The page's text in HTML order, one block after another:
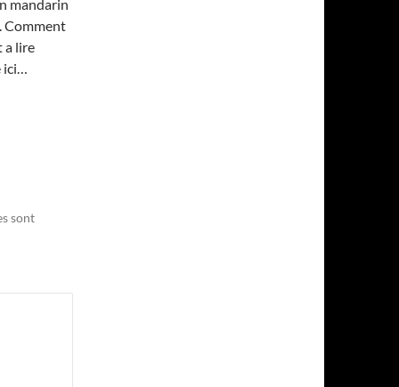
mandarin
Comment
a lire
sont